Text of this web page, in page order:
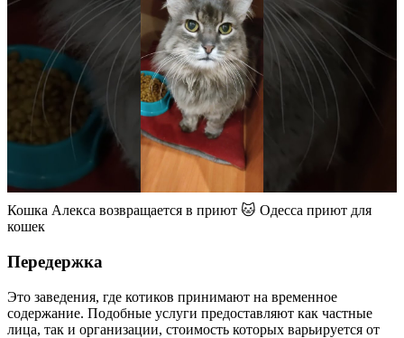
Кошка Алекса возвращается в приют 🐱 Одесса приют для
кошек
Передержка
Это заведения, где котиков принимают на временное
содержание. Подобные услуги предоставляют как частные
лица, так и организации, стоимость которых варьируется от